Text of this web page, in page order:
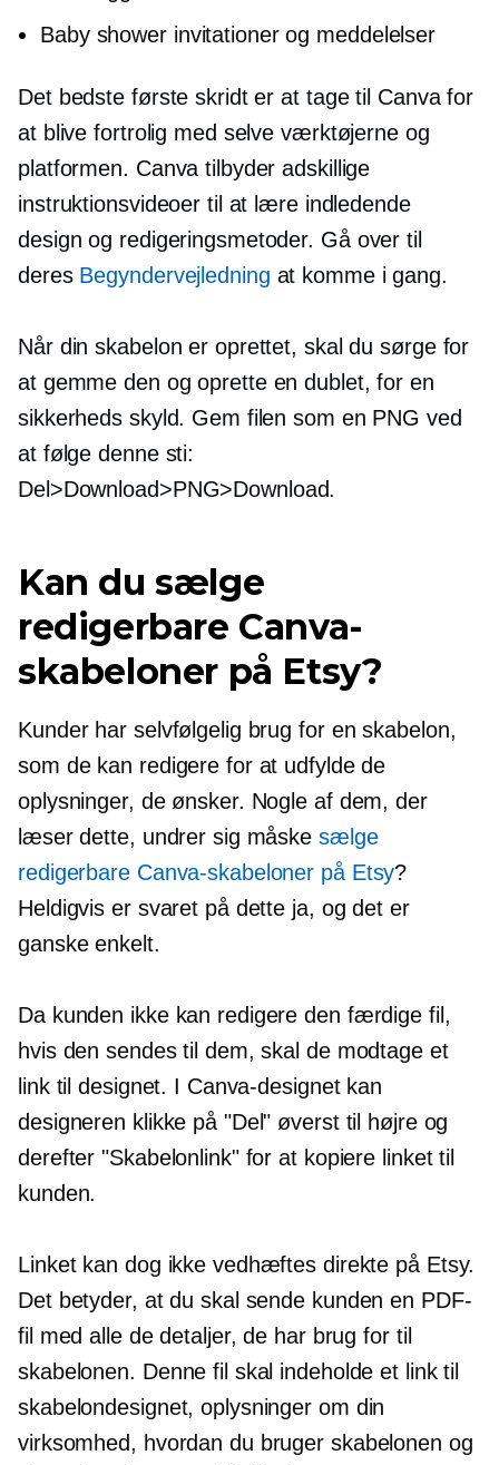
Baby shower invitationer og meddelelser
Det bedste første skridt er at tage til Canva for
at blive fortrolig med selve værktøjerne og
platformen. Canva tilbyder adskillige
instruktionsvideoer til at lære indledende
design og redigeringsmetoder. Gå over til
deres Begyndervejledning at komme i gang.
Når din skabelon er oprettet, skal du sørge for
at gemme den og oprette en dublet, for en
sikkerheds skyld. Gem filen som en PNG ved
at følge denne sti:
Del>Download>PNG>Download.
Kan du sælge
redigerbare Canva-
skabeloner på Etsy?
Kunder har selvfølgelig brug for en skabelon,
som de kan redigere for at udfylde de
oplysninger, de ønsker. Nogle af dem, der
læser dette, undrer sig måske sælge
redigerbare Canva-skabeloner på Etsy?
Heldigvis er svaret på dette ja, og det er
ganske enkelt.
Da kunden ikke kan redigere den færdige fil,
hvis den sendes til dem, skal de modtage et
link til designet. I Canva-designet kan
designeren klikke på "Del" øverst til højre og
derefter "Skabelonlink" for at kopiere linket til
kunden.
Linket kan dog ikke vedhæftes direkte på Etsy.
Det betyder, at du skal sende kunden en PDF-
fil med alle de detaljer, de har brug for til
skabelonen. Denne fil skal indeholde et link til
skabelondesignet, oplysninger om din
virksomhed, hvordan du bruger skabelonen og